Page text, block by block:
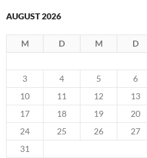
AUGUST 2026
M D M D
3
4 5 6
10
11 12 13
17
18 19 20
24
25 26 27
31